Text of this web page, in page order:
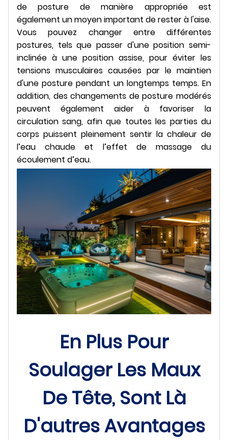
de posture de manière appropriée est
également un moyen important de rester à l'aise.
Vous pouvez changer entre différentes
postures, tels que passer d'une position semi-
inclinée à une position assise, pour éviter les
tensions musculaires causées par le maintien
d'une posture pendant un longtemps temps. En
addition, des changements de posture modérés
peuvent également aider à favoriser la
circulation sang, afin que toutes les parties du
corps puissent pleinement sentir la chaleur de
l’eau chaude et l’effet de massage du
écoulement d’eau.
En Plus Pour
Soulager Les Maux
De Tête, Sont Là
D'autres Avantages